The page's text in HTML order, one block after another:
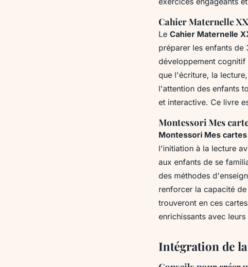
Cahier Maternelle
Le Cahier Maternelle
préparer les enfants
développement cognitif
que l'écriture, la
l'attention des enfants
et interactive. Ce livre
Montessori Mes
Montessori Mes
l'initiation à la lecture
aux enfants de se
des méthodes
renforcer la capacité
trouveront en ces
enrichissants avec leurs
Intégration de